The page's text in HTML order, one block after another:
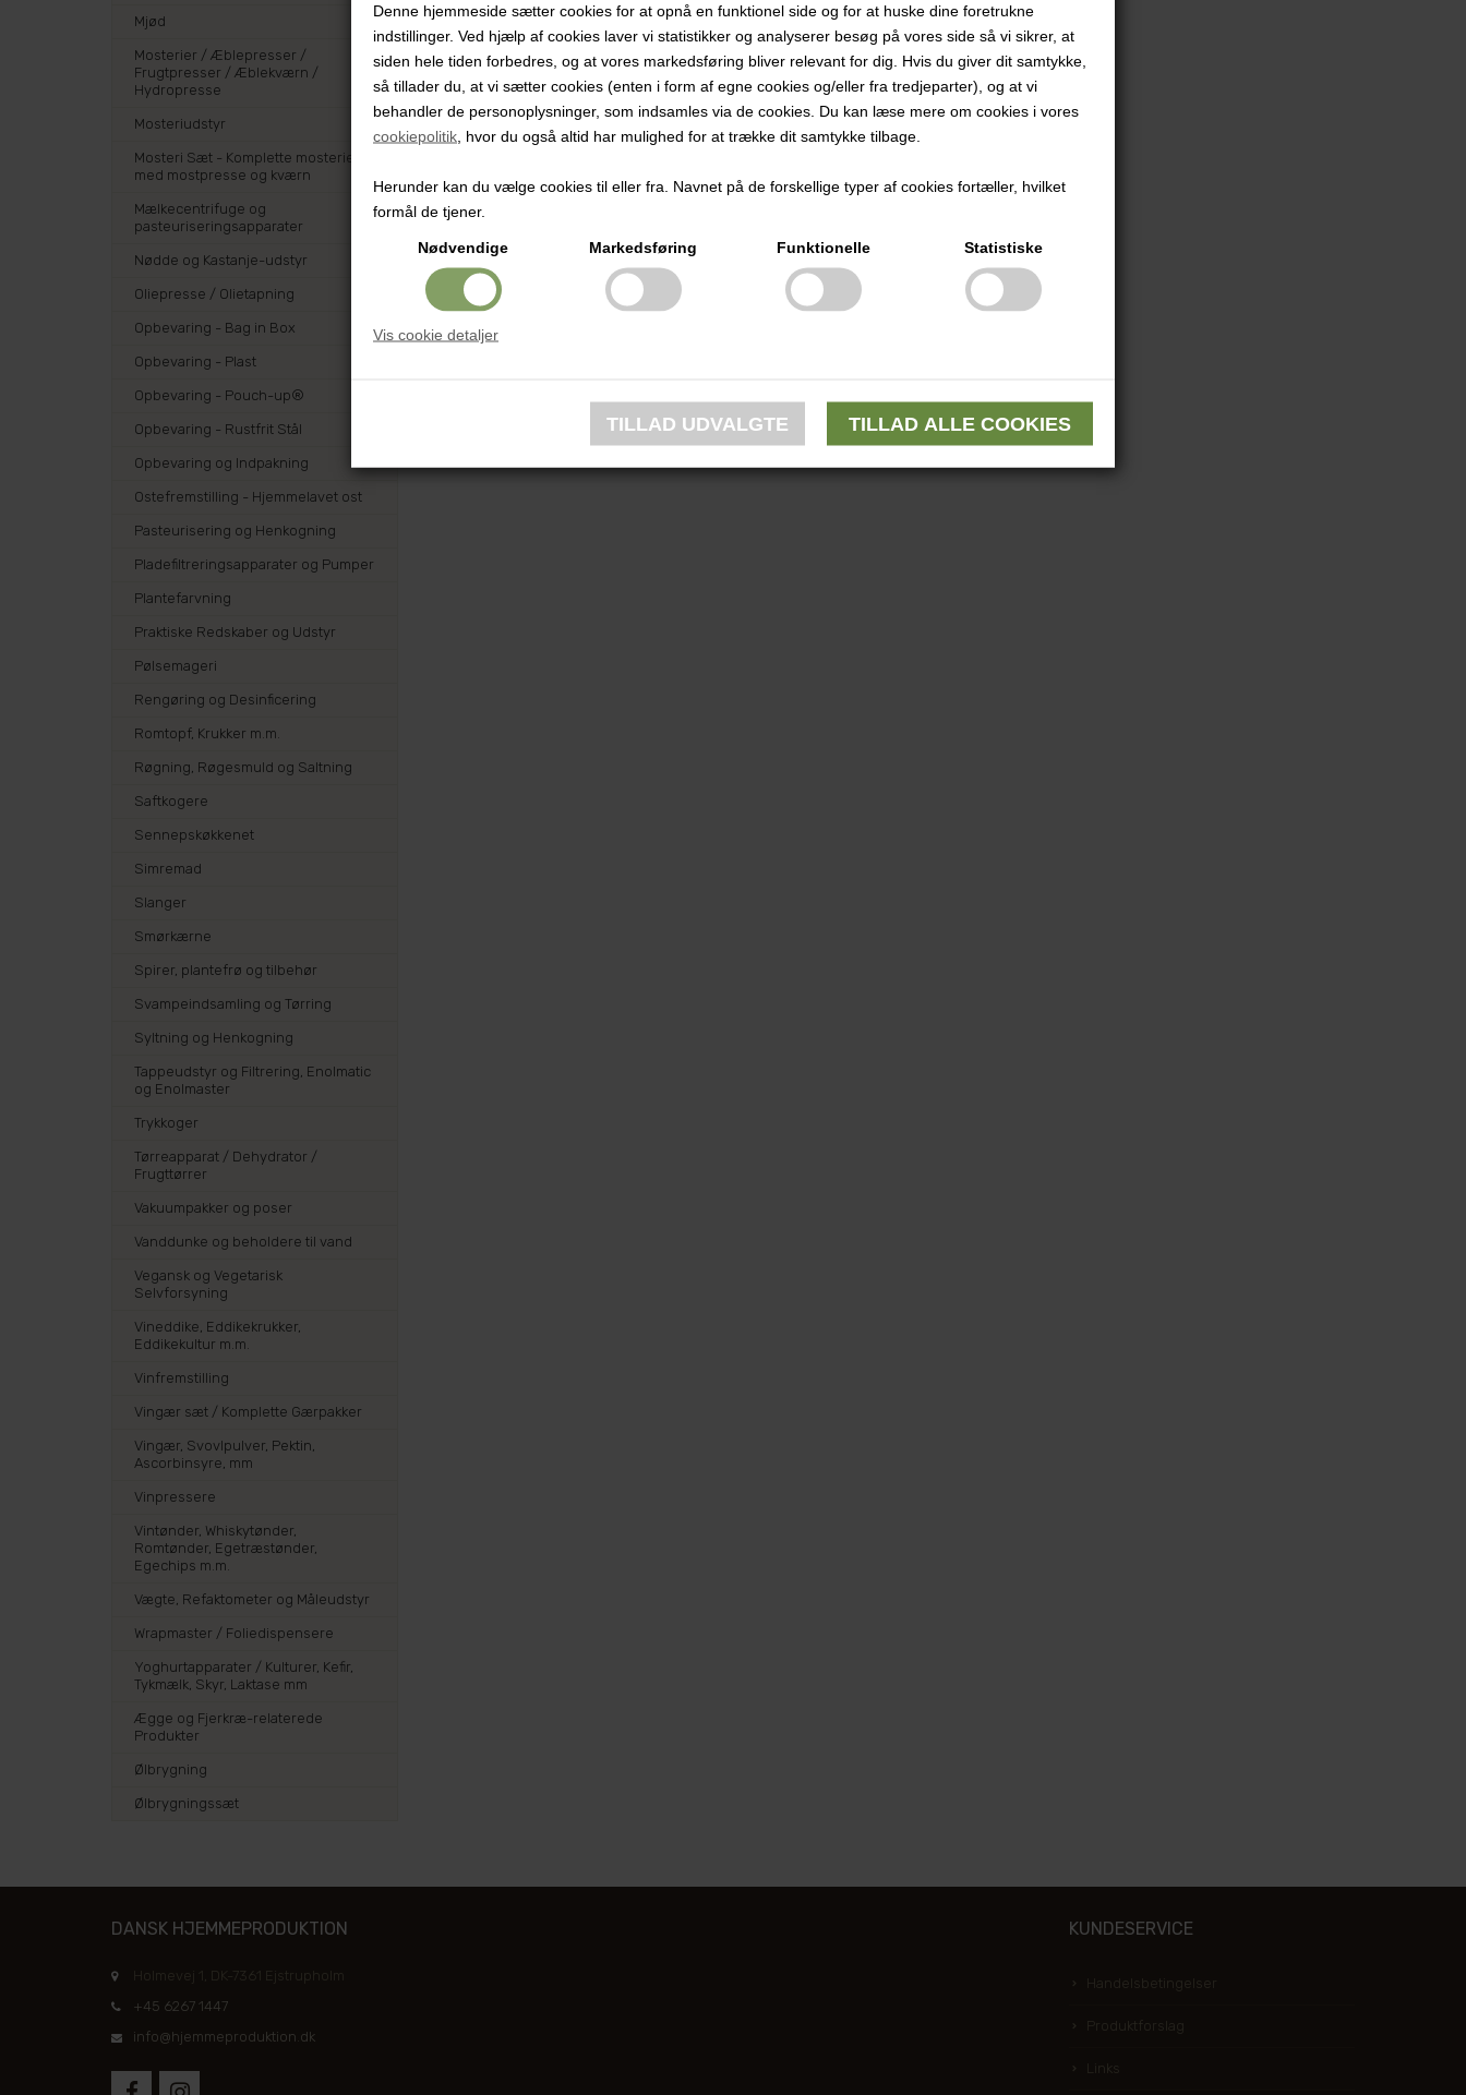
Denne hjemmeside sætter cookies for at opnå en funktionel side og for at huske dine foretrukne
indstillinger. Ved hjælp af cookies laver vi statistikker og analyserer besøg på vores side så vi sikrer, at
siden hele tiden forbedres, og at vores markedsføring bliver relevant for dig. Hvis du giver dit samtykke,
så tillader du, at vi sætter cookies (enten i form af egne cookies og/eller fra tredjeparter), og at vi
behandler de personoplysninger, som indsamles via de cookies. Du kan læse mere om cookies i vores
cookiepolitik , hvor du også altid har mulighed for at trække dit samtykke tilbage.
Herunder kan du vælge cookies til eller fra. Navnet på de forskellige typer af cookies fortæller, hvilket
formål de tjener.
Nødvendige Markedsføring Funktionelle Statistiske
Vis cookie detaljer
Mjød
Mosterier / Æblepresser /
Frugtpresser / Æblekværn /
Hydropresse
Mosteriudstyr
Mosteri Sæt - Komplette mosterier
med mostpresse og kværn
Mælkecentrifuge og
pasteuriseringsapparater
Nødde og Kastanje-udstyr
Oliepresse / Olietapning
Opbevaring - Bag in Box
Opbevaring - Plast
Opbevaring - Pouch-up®
Opbevaring - Rustfrit Stål
Opbevaring og Indpakning
Ostefremstilling - Hjemmelavet ost
Pasteurisering og Henkogning
Pladefiltreringsapparater og Pumper
Plantefarvning
Praktiske Redskaber og Udstyr
Pølsemageri
Rengøring og Desinficering
Romtopf, Krukker m.m.
Røgning, Røgesmuld og Saltning
Saftkogere
Sennepskøkkenet
Simremad
Slanger
Smørkærne
Spirer, plantefrø og tilbehør
Svampeindsamling og Tørring
Syltning og Henkogning
Tappeudstyr og Filtrering, Enolmatic
og Enolmaster
Trykkoger
Tørreapparat / Dehydrator /
Frugttørrer
Vakuumpakker og poser
Vanddunke og beholdere til vand
Vegansk og Vegetarisk
Selvforsyning
Vineddike, Eddikekrukker,
Eddikekultur m.m.
Vinfremstilling
Vingær sæt / Komplette Gærpakker
Vingær, Svovlpulver, Pektin,
Ascorbinsyre, mm
Vinpressere
Vintønder, Whiskytønder,
Romtønder, Egetræstønder,
Egechips m.m.
Vægte, Refaktometer og Måleudstyr
Wrapmaster / Foliedispensere
Yoghurtapparater / Kulturer, Kefir,
Tykmælk, Skyr, Laktase mm
Ægge og Fjerkræ-relaterede
Produkter
Ølbrygning
Ølbrygningssæt
DANSK HJEMMEPRODUKTION
Holmevej 1, DK-7361 Ejstrupholm
+45 6267 1447
info@hjemmeproduktion.dk
KUNDESERVICE
Handelsbetingelser
Produktforslag